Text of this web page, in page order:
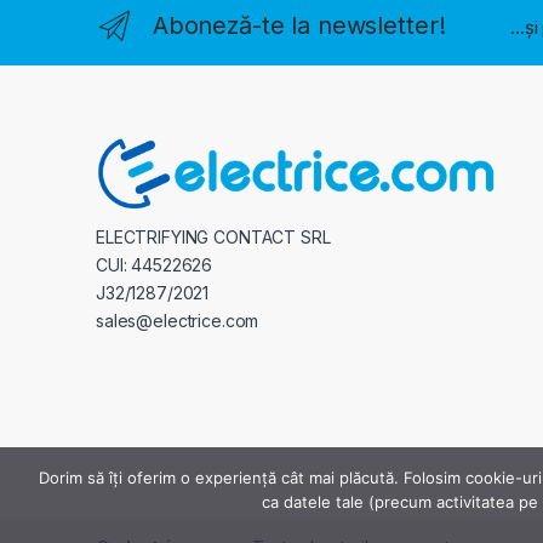
Aboneză-te la newsletter!
ELECTRIFYING CONTACT SRL
CUI: 44522626
J32/1287/2021
sales@electrice.com
Dorim să îți oferim o experiență cât mai plăcută. Folosim cookie-
ca datele tale (precum activitatea